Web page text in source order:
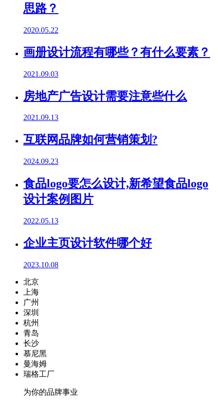
思路？
2020.05.22
画册设计流程有哪些？有什么要素？
2021.09.03
房地产广告设计需要注意些什么
2021.09.13
互联网品牌如何营销策划?
2024.09.23
食品logo要怎么设计,新希望食品logo
设计案例图片
2022.05.13
企业主页设计软件哪个好
2023.10.08
北京
上海
广州
深圳
杭州
青岛
长沙
慕尼黑
曼海姆
瑞格工厂
为你的品牌事业